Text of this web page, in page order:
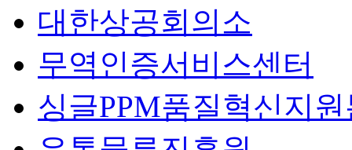
대한상공회의소
무역인증서비스센터
싱글PPM품질혁신지